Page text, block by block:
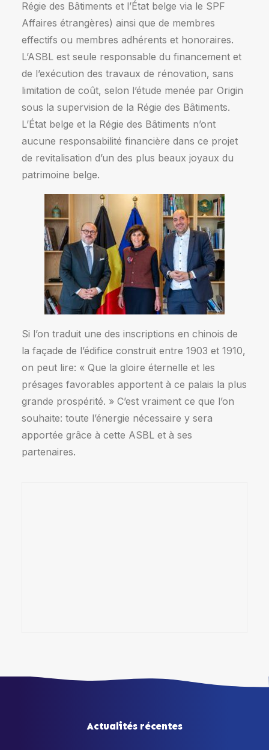
Régie des Bâtiments et l’État belge via le SPF
Affaires étrangères) ainsi que de membres
effectifs ou membres adhérents et honoraires.
L’ASBL est seule responsable du financement et
de l’exécution des travaux de rénovation, sans
limitation de coût, selon l’étude menée par Origin
sous la supervision de la Régie des Bâtiments.
L’État belge et la Régie des Bâtiments n’ont
aucune responsabilité financière dans ce projet
de revitalisation d’un des plus beaux joyaux du
patrimoine belge.
Si l’on traduit une des inscriptions en chinois de
la façade de l’édifice construit entre 1903 et 1910,
on peut lire: « Que la gloire éternelle et les
présages favorables apportent à ce palais la plus
grande prospérité. » C’est vraiment ce que l’on
souhaite: toute l’énergie nécessaire y sera
apportée grâce à cette ASBL et à ses
partenaires.
Actualités récentes